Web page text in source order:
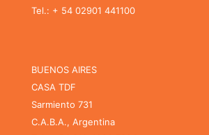
Tel.: + 54 02901 441100
BUENOS AIRES
CASA TDF
Sarmiento 731
C.A.B.A., Argentina